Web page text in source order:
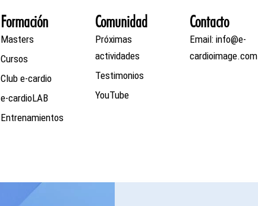
Formación
Masters
Cursos
Club e-cardio
e-cardioLAB
Entrenamientos
Comunidad
Próximas
actividades
Testimonios
YouTube
Contacto
Email: info@e-
cardioimage.com